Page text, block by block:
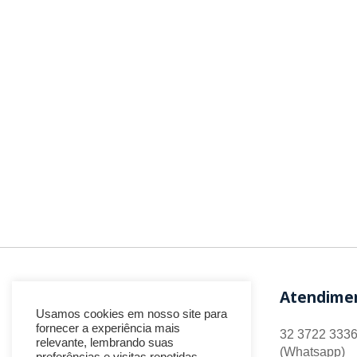
32 3722
(Whatsapp)
Usamos cookies em nosso site para
fornecer a experiência mais
relevante, lembrando suas